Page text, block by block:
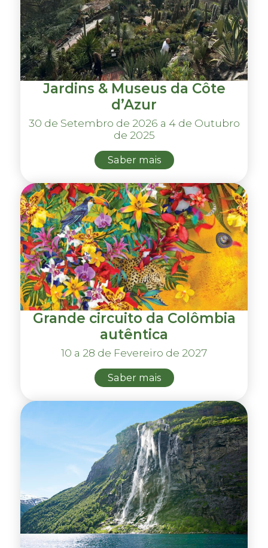
Jardins & Museus da Côte
d’Azur
30 de Setembro de 2026 a 4 de Outubro
de 2025
Saber mais
Grande circuito da Colômbia
autêntica
10 a 28 de Fevereiro de 2027
Saber mais